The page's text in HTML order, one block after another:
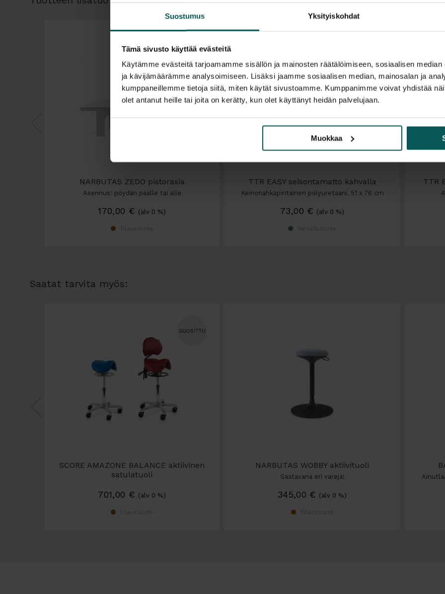
Suostumus Yksityiskohdat
Tämä sivusto käyttää evästeitä
Käytämme evästeitä tarjoamamme sisällön ja mainosten räätälöimiseen, sosiaalisen
ja kävijämäärämme analysoimiseen. Lisäksi jaamme sosiaalisen median, mainosalan ja
kumppaneillemme tietoja siitä, miten käytät sivustoamme. Kumppanimme voivat yhdistää
olet antanut heille tai joita on kerätty, kun olet käyttänyt heidän palvelujaan.
Muokkaa
NARBUTAS ZEDO pistorasia
Asennus: pöydän päälle tai alle
170,00 € (alv 0 %)
TTR EASY seisontamatto kahvalla
Keinonahkapintainen polyuretaani, 51 x 76 cm
73,00 € (alv 0 %)
TTR
Saatat tarvita myös:
SCORE AMAZONE BALANCE aktiivinen
satulatuoli
701,00 € (alv 0 %)
NARBUTAS WOBBY aktiivituoli
Saatavana eri värejä!
345,00 € (alv 0 %)